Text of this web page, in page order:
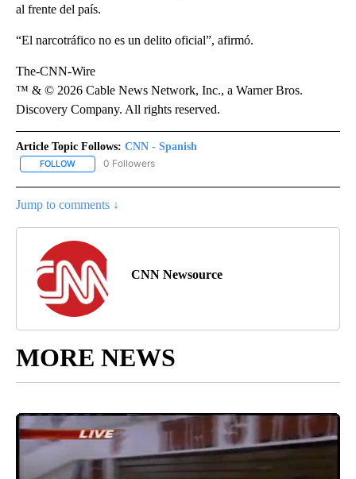
al frente del país.
“El narcotráfico no es un delito oficial”, afirmó.
The-CNN-Wire
™ & © 2026 Cable News Network, Inc., a Warner Bros.
Discovery Company. All rights reserved.
Article Topic Follows: CNN - Spanish
FOLLOW FOLLOW "CNN - SPANISH" TO RECEIVE NOTIFICATIONS ABOUT
0 Followers
Jump to comments ↓
CNN Newsource
MORE NEWS